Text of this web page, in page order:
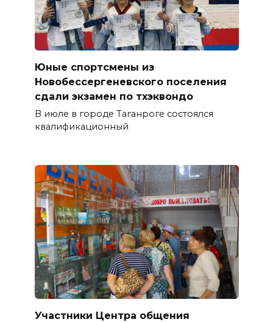
Юные спортсмены из
Новобессергеневского поселения
сдали экзамен по тхэквондо
В июле в городе Таганроге состоялся
квалификационный
Участники Центра общения